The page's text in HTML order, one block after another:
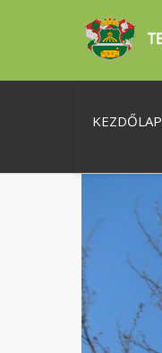
KEZDŐLAP